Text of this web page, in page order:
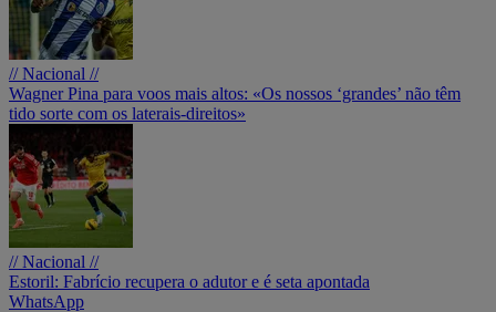
// Nacional //
Wagner Pina para voos mais altos: «Os nossos ‘grandes’ não têm
tido sorte com os laterais-direitos»
// Nacional //
Estoril: Fabrício recupera o adutor e é seta apontada
WhatsApp